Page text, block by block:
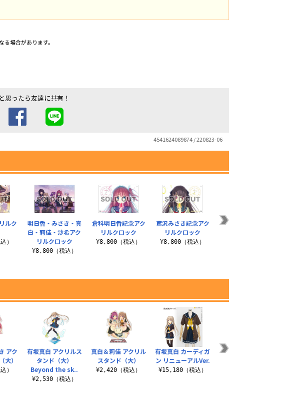
場合があります。
思ったら友達に共有！
4541624089874 / 220823-06
ルク
）
明日香・みさき・真
白・莉佳・沙希アク
リルクロック
¥8,800（税込）
倉科明日香記念アク
リルクロック
¥8,800（税込）
鳶沢みさき記念アク
リルクロック
¥8,800（税込）
鳶沢みさきアクリル
アク
大）
）
有坂真白 アクリルス
タンド（大）
Beyond the sk..
¥2,530（税込）
真白＆莉佳 アクリル
スタンド（大）
¥2,420（税込）
有坂真白 カーディガ
ン リニューアルVer.
¥15,180（税込）
鳶沢みさき アクリル